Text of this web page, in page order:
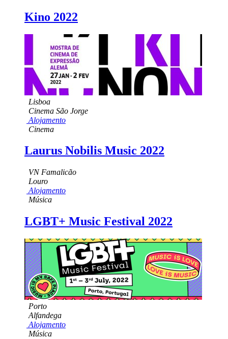
Kino 2022
Lisboa
Cinema São Jorge
Alojamento
Cinema
Laurus Nobilis Music 2022
VN Famalicão
Louro
Alojamento
Música
LGBT+ Music Festival 2022
Porto
Alfandega
Alojamento
Música